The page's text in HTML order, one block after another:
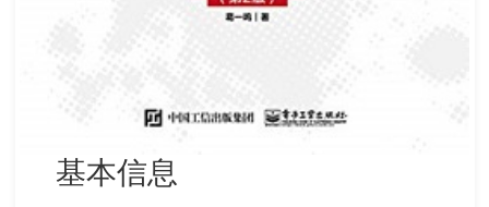
基本信息